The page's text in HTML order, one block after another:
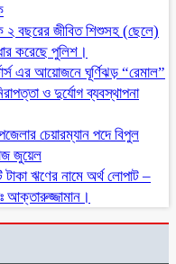
২ বছরের জীবিত শিশুসহ (ছেলে)
করেছে পুলিশ।
এর আয়োজনে ঘূর্ণিঝড় “রেমাল”
ও দুর্যোগ ব্যবস্থাপনা
চেয়ারম্যান পদে বিপুল
জুয়েল
ঋণের নামে অর্থ লোপাট –
আক্তারুজ্জামান।